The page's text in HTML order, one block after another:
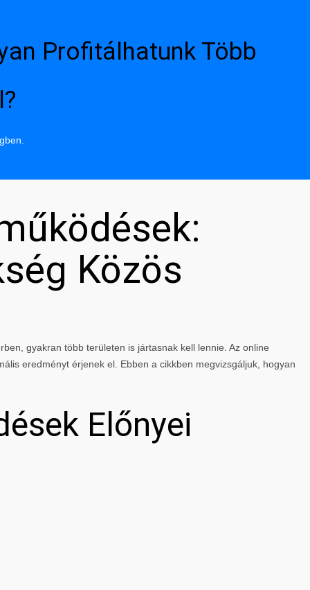
Profitálhatunk Több
Közös
gyakran több területen is jártasnak kell lennie. Az online
eredményt érjenek el. Ebben a cikkben megvizsgáljuk, hogyan
Előnyei